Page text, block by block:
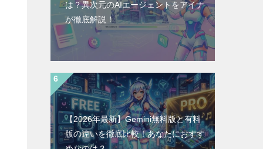
は？異次元のAIエージェントをアイナ
が徹底解説！
【2026年最新】Gemini無料版と有料
版の違いを徹底比較！あなたにおすす